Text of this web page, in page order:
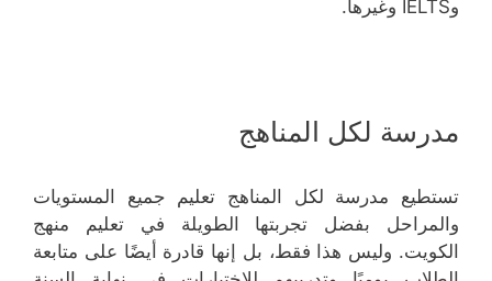
وIELTS وغيرها.
مدرسة لكل المناهج
تستطيع مدرسة لكل المناهج تعليم جميع المستويات
والمراحل بفضل تجربتها الطويلة في تعليم منهج
الكويت. وليس هذا فقط، بل إنها قادرة أيضًا على متابعة